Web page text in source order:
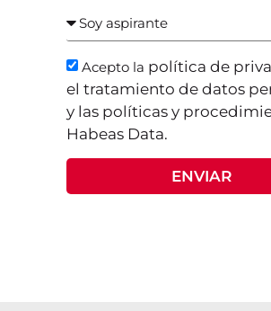
Acepto la política de
el tratamiento de datos
y las políticas y
Habeas Data.
ENVIAR